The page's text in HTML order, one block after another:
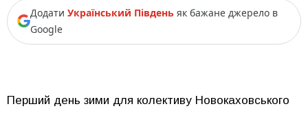
Додати Український Південь як бажане джерело в
Google
Перший день зими для колективу Новокаховського